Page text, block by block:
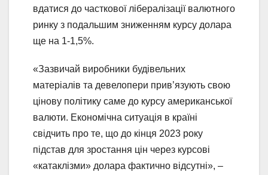
вдатися до часткової лібералізації валютного
ринку з подальшим зниженням курсу долара
ще на 1-1,5%.
«Зазвичай виробники будівельних
матеріалів та девелопери прив’язують свою
цінову політику саме до курсу американської
валюти. Економічна ситуація в країні
свідчить про те, що до кінця 2023 року
підстав для зростання цін через курсові
«катаклізми» долара фактично відсутні», –